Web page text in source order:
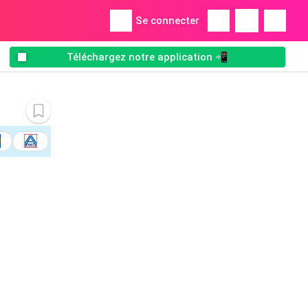
Se connecter
Téléchargez notre application 📲